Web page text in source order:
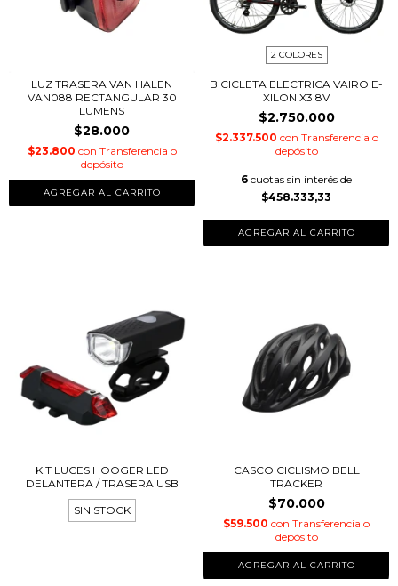
LUZ TRASERA VAN HALEN
VAN088 RECTANGULAR 30
LUMENS
$28.000
$23.800 con Transferencia o
depósito
2 COLORES
BICICLETA ELECTRICA VAIRO E-
XILON X3 8V
$2.750.000
$2.337.500 con Transferencia o
depósito
6 cuotas sin interés de
$458.333,33
AGREGAR AL CARRITO
KIT LUCES HOOGER LED
DELANTERA / TRASERA USB
SIN STOCK
CASCO CICLISMO BELL
TRACKER
$70.000
$59.500 con Transferencia o
depósito
AGREGAR AL CARRITO